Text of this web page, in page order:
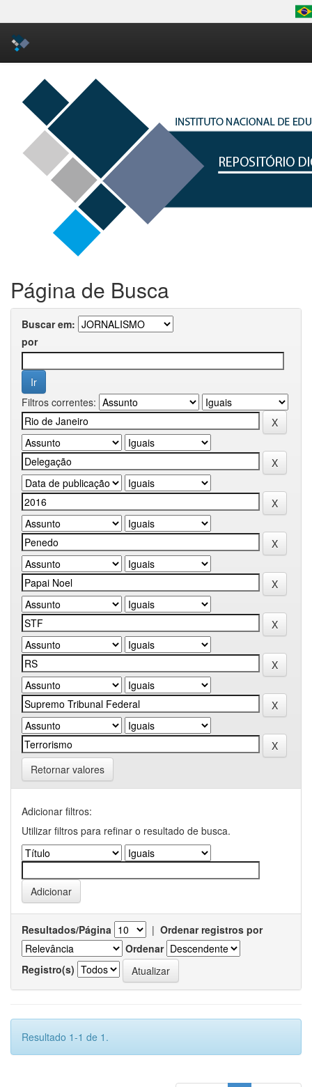
Skip
navigation
Página de Busca
Buscar em:
por
Filtros correntes:
Retornar valores
Adicionar filtros:
Utilizar filtros para refinar o resultado de busca.
Resultados/Página | Ordenar registros por
Ordenar
Registro(s)
Resultado 1-1 de 1.